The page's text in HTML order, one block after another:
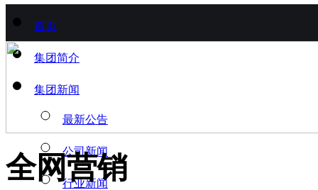
首页
集团简介
集团新闻
最新公告
公司新闻
行业新闻
全网营销